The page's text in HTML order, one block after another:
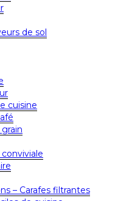
de sol
cuisine
– Carafes filtrantes